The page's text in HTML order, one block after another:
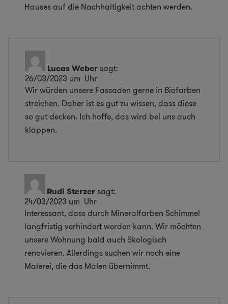
Hauses auf die Nachhaltigkeit achten werden.
Lucas Webersagt:
26/03/2023 um Uhr
Wir würden unsere Fassaden gerne in Biofarben
streichen. Daher ist es gut zu wissen, dass diese
so gut decken. Ich hoffe, das wird bei uns auch
klappen.
Rudi Sterzersagt:
24/03/2023 um Uhr
Interessant, dass durch Mineralfarben Schimmel
langfristig verhindert werden kann. Wir möchten
unsere Wohnung bald auch ökologisch
renovieren. Allerdings suchen wir noch eine
Malerei, die das Malen übernimmt.